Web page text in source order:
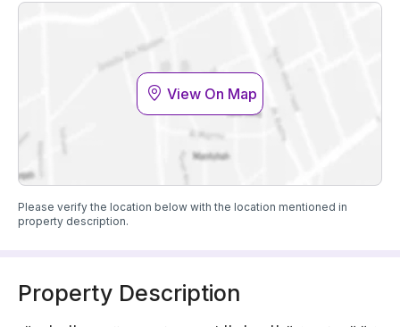
View On Map
Please verify the location below with the location mentioned in
property description.
Property Description